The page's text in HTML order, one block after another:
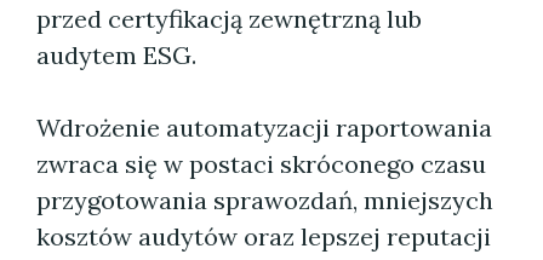
przed certyfikacją zewnętrzną lub
audytem ESG.
Wdrożenie automatyzacji raportowania
zwraca się w postaci skróconego czasu
przygotowania sprawozdań, mniejszych
kosztów audytów oraz lepszej reputacji